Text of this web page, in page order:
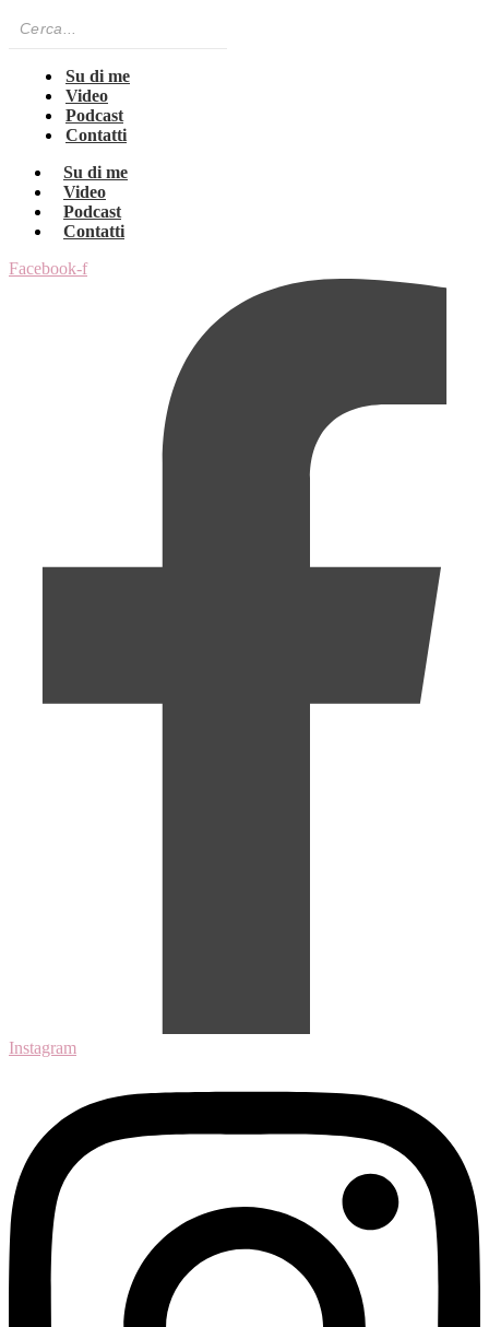
Su di me
Video
Podcast
Contatti
Su di me
Video
Podcast
Contatti
Facebook-f
Instagram